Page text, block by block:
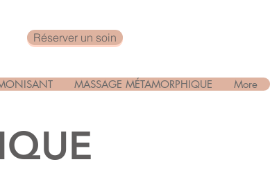
Réserver un soin
MASSAGE MÉTAMORPHIQUE More